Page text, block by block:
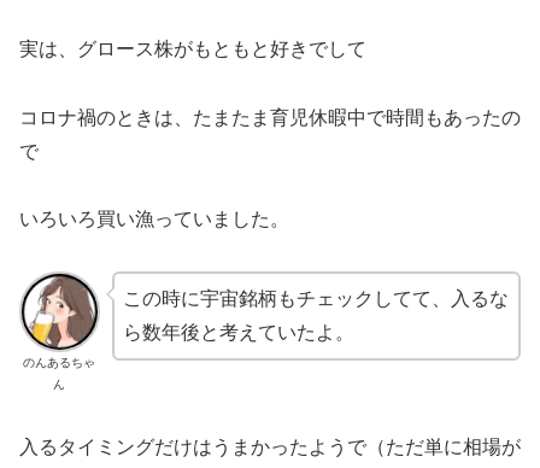
実は、グロース株がもともと好きでして
コロナ禍のときは、たまたま育児休暇中で時間もあったの
で
いろいろ買い漁っていました。
のんあるちゃ
ん
この時に宇宙銘柄もチェックしてて、入るな
ら数年後と考えていたよ。
入るタイミングだけはうまかったようで（ただ単に相場が